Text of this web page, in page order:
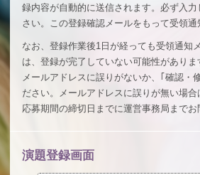
録内容が自動的に送信されます。必ず入
さい。この登録確認メールをもって受領通
なお、登録作業後1日が経っても受領通知
は、登録が完了していない可能性があり
メールアドレスに誤りがないか、｢確認・
ださい。メールアドレスに誤りが無い場
応募期間の締切日までに運営事務局までお
演題登録画面